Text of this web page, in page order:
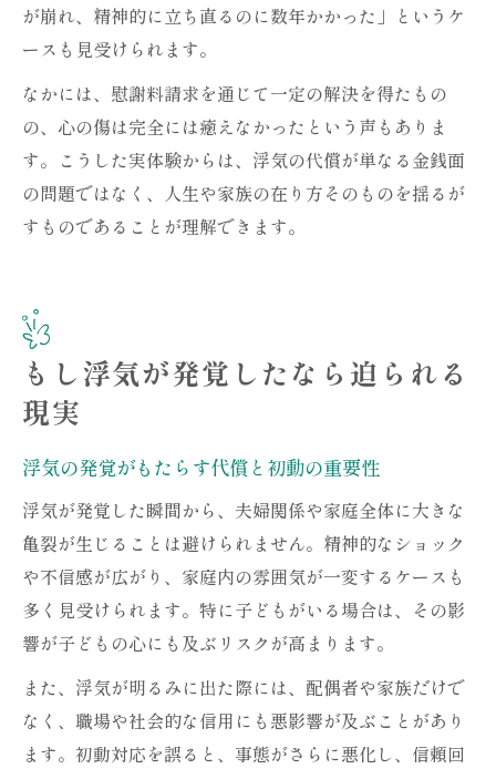
が崩れ、精神的に立ち直るのに数年かかった」というケ
ースも見受けられます。
なかには、慰謝料請求を通じて一定の解決を得たもの
の、心の傷は完全には癒えなかったという声もありま
す。こうした実体験からは、浮気の代償が単なる金銭面
の問題ではなく、人生や家族の在り方そのものを揺るが
すものであることが理解できます。
もし浮気が発覚したなら迫られる
現実
浮気の発覚がもたらす代償と初動の重要性
浮気が発覚した瞬間から、夫婦関係や家庭全体に大きな
亀裂が生じることは避けられません。精神的なショック
や不信感が広がり、家庭内の雰囲気が一変するケースも
多く見受けられます。特に子どもがいる場合は、その影
響が子どもの心にも及ぶリスクが高まります。
また、浮気が明るみに出た際には、配偶者や家族だけで
なく、職場や社会的な信用にも悪影響が及ぶことがあり
ます。初動対応を誤ると、事態がさらに悪化し、信頼回